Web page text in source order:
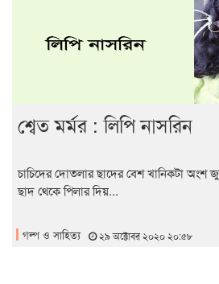
শ্বেত মর্মর : লিপি নাসরিন
চাচিদের দোতলার ছাদের বেশ খানিকটা
ছাদ থেকে পিলার দিয়...
গল্প ও সাহিত্য ২৯ অক্টোবর ২০২০ ২০:৫৮